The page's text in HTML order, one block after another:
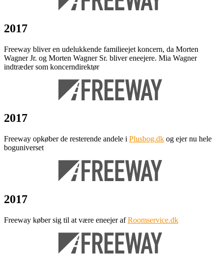
2017
Freeway bliver en udelukkende familieejet koncern, da Morten
Wagner Jr. og Morten Wagner Sr. bliver eneejere. Mia Wagner
indtræder som koncerndirektør
2017
Freeway opkøber de resterende andele i Plusbog.dk og ejer nu hele
boguniverset
2017
Freeway køber sig til at være eneejer afRoomservice.dk